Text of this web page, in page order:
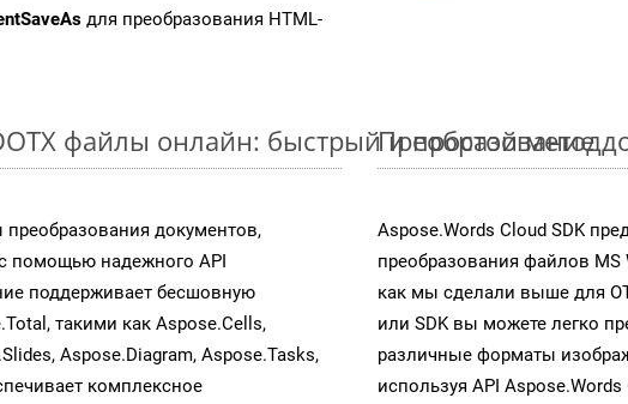
для преобразования HTML-
файлы онлайн: быстрый и простой метод
документов,
помощью надежного API
поддерживает бесшовную
такими как Aspose.Cells,
Aspose.Diagram, Aspose.Tasks,
комплексное
Преобразование
Aspose.Words Cloud SDK
преобразования файлов
как мы сделали выше для
или SDK вы можете легко
различные форматы
используя API Aspose.Words